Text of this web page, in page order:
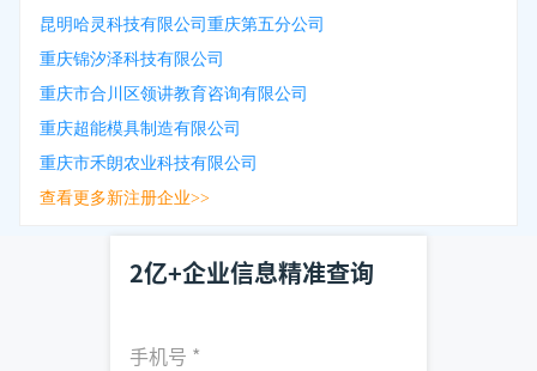
昆明哈灵科技有限公司重庆第五分公司
重庆锦汐泽科技有限公司
重庆市合川区领讲教育咨询有限公司
重庆超能模具制造有限公司
重庆市禾朗农业科技有限公司
查看更多新注册企业>>
2亿+企业信息精准查询
手机号 *